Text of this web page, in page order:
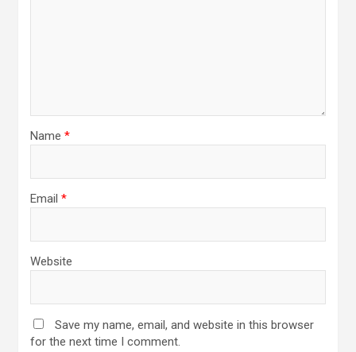
Name *
Email *
Website
Save my name, email, and website in this browser
for the next time I comment.